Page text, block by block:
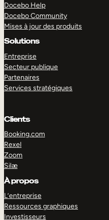
Docebo Help
Docebo Community
Mises à jour des produits
Solutions
Entreprise
Secteur publique
Partenaires
Services stratégiques
Clients
Booking.com
Rexel
Zoom
Silæ
À propos
L’entreprise
Ressources graphiques
Investisseurs